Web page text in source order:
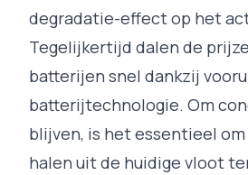
degradatie-effect op het
Tegelijkertijd dalen de
batterijen snel dankzij
batterijtechnologie. Om
blijven, is het essentieel
halen uit de huidige vloot